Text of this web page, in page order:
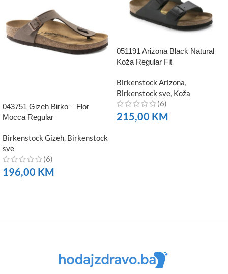
043751 Gizeh Birko – Flor
Mocca Regular
Birkenstock Gizeh, Birkenstock
sve
(6)
196,00 KM
051191 Arizona Black Natural
Koža Regular Fit
Birkenstock Arizona,
Birkenstock sve, Koža
(6)
215,00 KM